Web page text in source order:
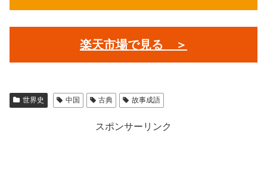
楽天市場で見る ＞
世界史 中国 古典 故事成語
スポンサーリンク